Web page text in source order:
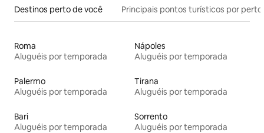
Destinos perto de você Principais pontos turísticos por perto
Roma
Aluguéis por temporada
Nápoles
Aluguéis por temporada
Palermo
Aluguéis por temporada
Tirana
Aluguéis por temporada
Bari
Aluguéis por temporada
Sorrento
Aluguéis por temporada